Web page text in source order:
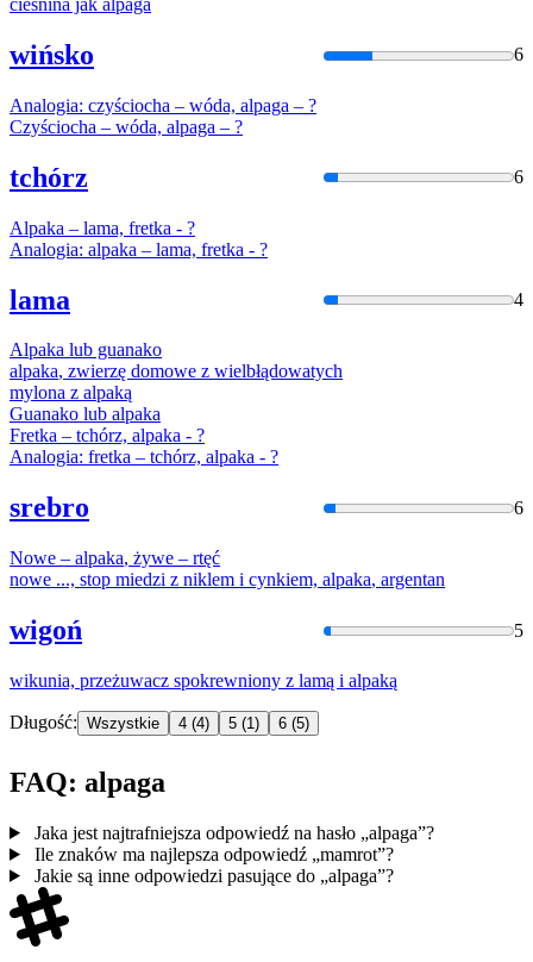
cieśnina jak alpaga
wińsko 6
Analogia: czyściocha – wóda, alpaga – ?
Czyściocha – wóda, alpaga – ?
tchórz 6
Alpaka – lama, fretka - ?
Analogia: alpaka – lama, fretka - ?
lama 4
Alpaka lub guanako
alpaka, zwierzę domowe z wielbłądowatych
mylona z alpaką
Guanako lub alpaka
Fretka – tchórz, alpaka - ?
Analogia: fretka – tchórz, alpaka - ?
srebro 6
Nowe – alpaka, żywe – rtęć
nowe ..., stop miedzi z niklem i cynkiem, alpaka, argentan
wigoń 5
wikunia, przeżuwacz spokrewniony z lamą i alpaką
Długość: Wszystkie 4 (4) 5 (1) 6 (5)
FAQ: alpaga
Jaka jest najtrafniejsza odpowiedź na hasło „alpaga”?
Ile znaków ma najlepsza odpowiedź „mamrot”?
Jakie są inne odpowiedzi pasujące do „alpaga”?